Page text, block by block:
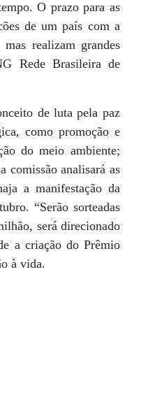
O prazo para as
de um país com a
realizam grandes
Rede Brasileira de
de luta pela paz
como promoção e
do meio ambiente;
comissão analisará as
a manifestação da
“Serão sorteadas
será direcionado
a criação do Prêmio
à vida.